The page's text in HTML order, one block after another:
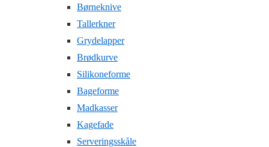
Børneknive
Tallerkner
Grydelapper
Brødkurve
Silikoneforme
Bageforme
Madkasser
Kagefade
Serveringsskåle